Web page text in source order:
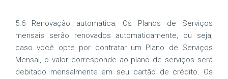
5.6 Renovação automática: Os Planos de Serviços
mensais serão renovados automaticamente, ou seja,
caso você opte por contratar um Plano de Serviços
Mensal, o valor corresponde ao plano de serviços será
debitado mensalmente em seu cartão de crédito. Os